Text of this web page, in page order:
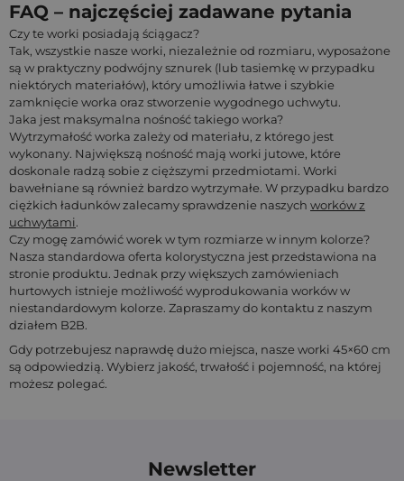
FAQ – najczęściej zadawane pytania
Czy te worki posiadają ściągacz?
Tak, wszystkie nasze worki, niezależnie od rozmiaru, wyposażone
są w praktyczny podwójny sznurek (lub tasiemkę w przypadku
niektórych materiałów), który umożliwia łatwe i szybkie
zamknięcie worka oraz stworzenie wygodnego uchwytu.
Jaka jest maksymalna nośność takiego worka?
Wytrzymałość worka zależy od materiału, z którego jest
wykonany. Największą nośność mają worki jutowe, które
doskonale radzą sobie z cięższymi przedmiotami. Worki
bawełniane są również bardzo wytrzymałe. W przypadku bardzo
ciężkich ładunków zalecamy sprawdzenie naszych worków z
uchwytami.
Czy mogę zamówić worek w tym rozmiarze w innym kolorze?
Nasza standardowa oferta kolorystyczna jest przedstawiona na
stronie produktu. Jednak przy większych zamówieniach
hurtowych istnieje możliwość wyprodukowania worków w
niestandardowym kolorze. Zapraszamy do kontaktu z naszym
działem B2B.
Gdy potrzebujesz naprawdę dużo miejsca, nasze worki 45×60 cm
są odpowiedzią. Wybierz jakość, trwałość i pojemność, na której
możesz polegać.
Newsletter